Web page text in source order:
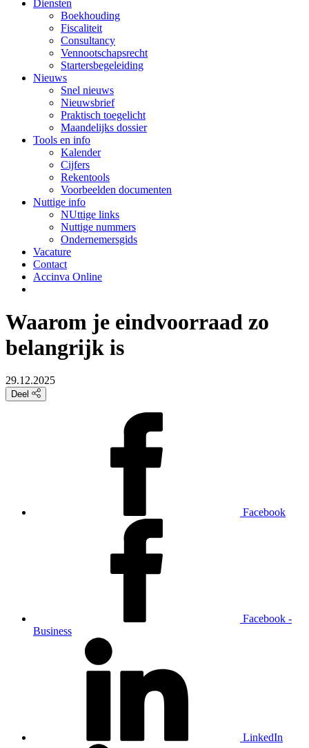
Diensten
Boekhouding
Fiscaliteit
Consultancy
Vennootschapsrecht
Startersbegeleiding
Nieuws
Snel nieuws
Nieuwsbrief
Praktisch toegelicht
Maandelijks dossier
Tools en info
Kalender
Cijfers
Rekentools
Voorbeelden documenten
Nuttige info
NUttige links
Nuttige nummers
Ondernemersgids
Vacature
Contact
Accinva Online
Waarom je eindvoorraad zo
belangrijk is
29.12.2025
Deel
Facebook
Facebook -
Business
LinkedIn